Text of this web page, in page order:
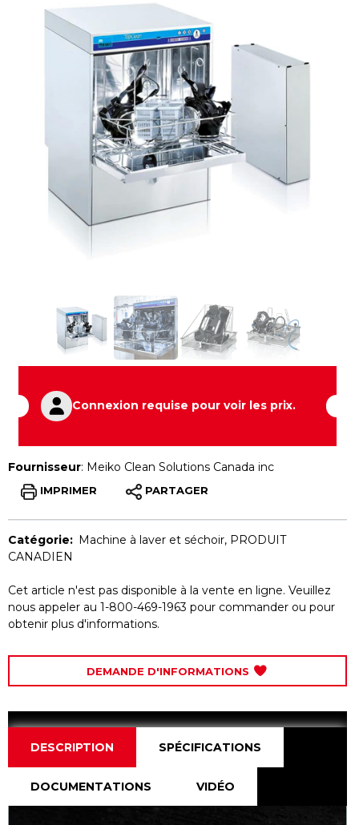
Connexion requise pour voir les prix.
Fournisseur: Meiko Clean Solutions Canada inc
IMPRIMER PARTAGER
Catégorie: Machine à laver et séchoir, PRODUIT
CANADIEN
Cet article n'est pas disponible à la vente en ligne. Veuillez
nous appeler au 1-800-469-1963 pour commander ou pour
obtenir plus d'informations.
DEMANDE D'INFORMATIONS
DESCRIPTION SPÉCIFICATIONS
DOCUMENTATIONS VIDÉO